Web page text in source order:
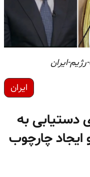
ایران
ایران
دستیابی به
چارچوب